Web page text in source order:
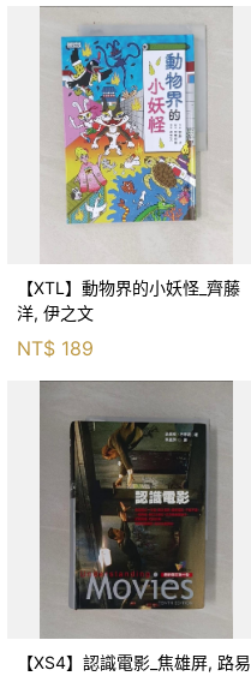
【XTL】動物界的小妖怪_齊藤
洋, 伊之文
NT$ 189
【XS4】認識電影_焦雄屏, 路易